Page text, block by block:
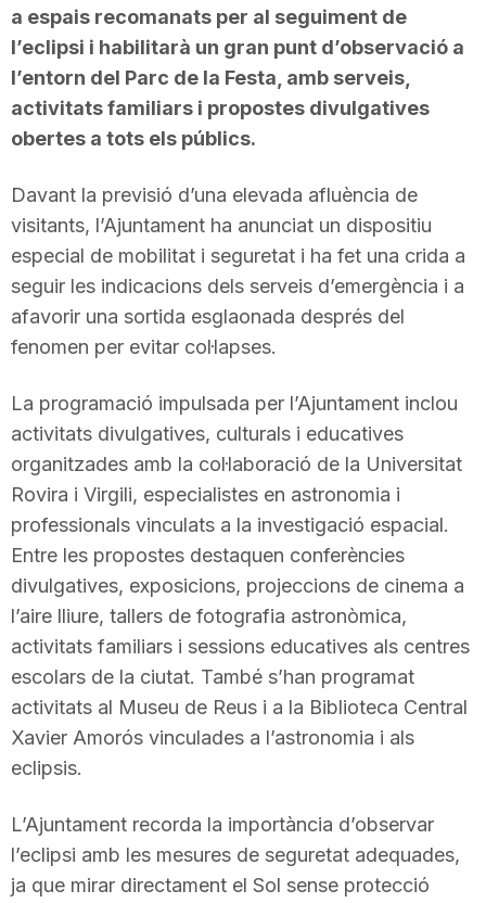
a espais recomanats per al seguiment de
l’eclipsi i habilitarà un gran punt d’observació a
l’entorn del Parc de la Festa, amb serveis,
activitats familiars i propostes divulgatives
obertes a tots els públics.
Davant la previsió d’una elevada afluència de
visitants, l’Ajuntament ha anunciat un dispositiu
especial de mobilitat i seguretat i ha fet una crida a
seguir les indicacions dels serveis d’emergència i a
afavorir una sortida esglaonada després del
fenomen per evitar col·lapses.
La programació impulsada per l’Ajuntament inclou
activitats divulgatives, culturals i educatives
organitzades amb la col·laboració de la Universitat
Rovira i Virgili, especialistes en astronomia i
professionals vinculats a la investigació espacial.
Entre les propostes destaquen conferències
divulgatives, exposicions, projeccions de cinema a
l’aire lliure, tallers de fotografia astronòmica,
activitats familiars i sessions educatives als centres
escolars de la ciutat. També s’han programat
activitats al Museu de Reus i a la Biblioteca Central
Xavier Amorós vinculades a l’astronomia i als
eclipsis.
L’Ajuntament recorda la importància d’observar
l’eclipsi amb les mesures de seguretat adequades,
ja que mirar directament el Sol sense protecció